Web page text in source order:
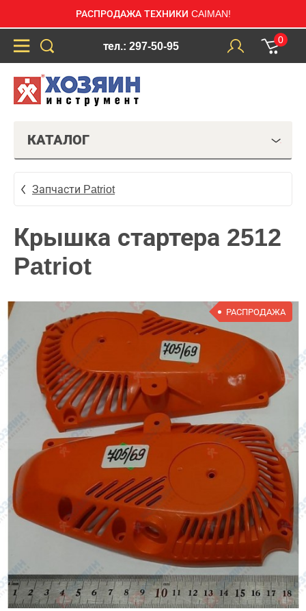
РАСПРОДАЖА ТЕХНИКИ CAIMAN!
тел.: 297-50-95
0
КАТАЛОГ
Запчасти Patriot
Крышка стартера 2512
Patriot
РАСПРОДАЖА